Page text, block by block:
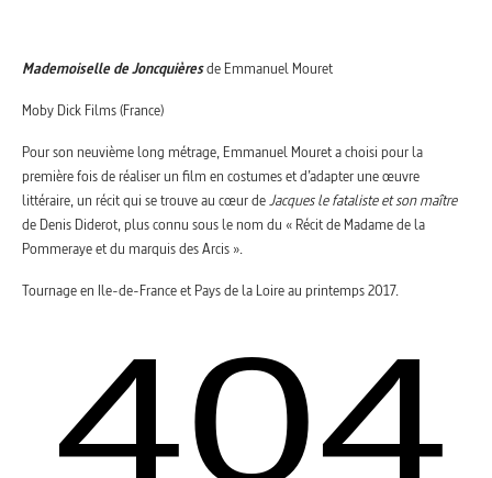
Mademoiselle de Joncquièresde Emmanuel Mouret
Moby Dick Films (France)
Pour son neuvième long métrage, Emmanuel Mouret a choisi pour la
première fois de réaliser un film en costumes et d’adapter une œuvre
littéraire, un récit qui se trouve au cœur deJacques le fataliste et son maître
de Denis Diderot, plus connu sous le nom du « Récit de Madame de la
Pommeraye et du marquis des Arcis ».
Tournage en Ile-de-France et Pays de la Loire au printemps 2017.